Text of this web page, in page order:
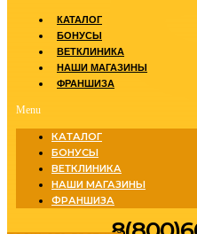
КАТАЛОГ
БОНУСЫ
ВЕТКЛИНИКА
НАШИ МАГАЗИНЫ
ФРАНШИЗА
Menu
КАТАЛОГ
БОНУСЫ
ВЕТКЛИНИКА
НАШИ МАГАЗИНЫ
ФРАНШИЗА